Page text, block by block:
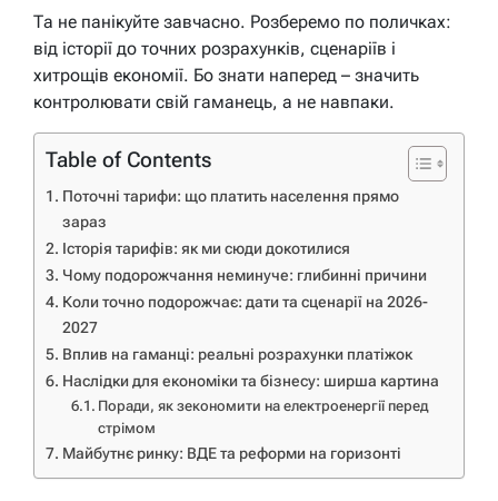
Та не панікуйте завчасно. Розберемо по поличках:
від історії до точних розрахунків, сценаріїв і
хитрощів економії. Бо знати наперед – значить
контролювати свій гаманець, а не навпаки.
Table of Contents
Поточні тарифи: що платить населення прямо
зараз
Історія тарифів: як ми сюди докотилися
Чому подорожчання неминуче: глибинні причини
Коли точно подорожчає: дати та сценарії на 2026-
2027
Вплив на гаманці: реальні розрахунки платіжок
Наслідки для економіки та бізнесу: ширша картина
Поради, як зекономити на електроенергії перед
стрімом
Майбутнє ринку: ВДЕ та реформи на горизонті